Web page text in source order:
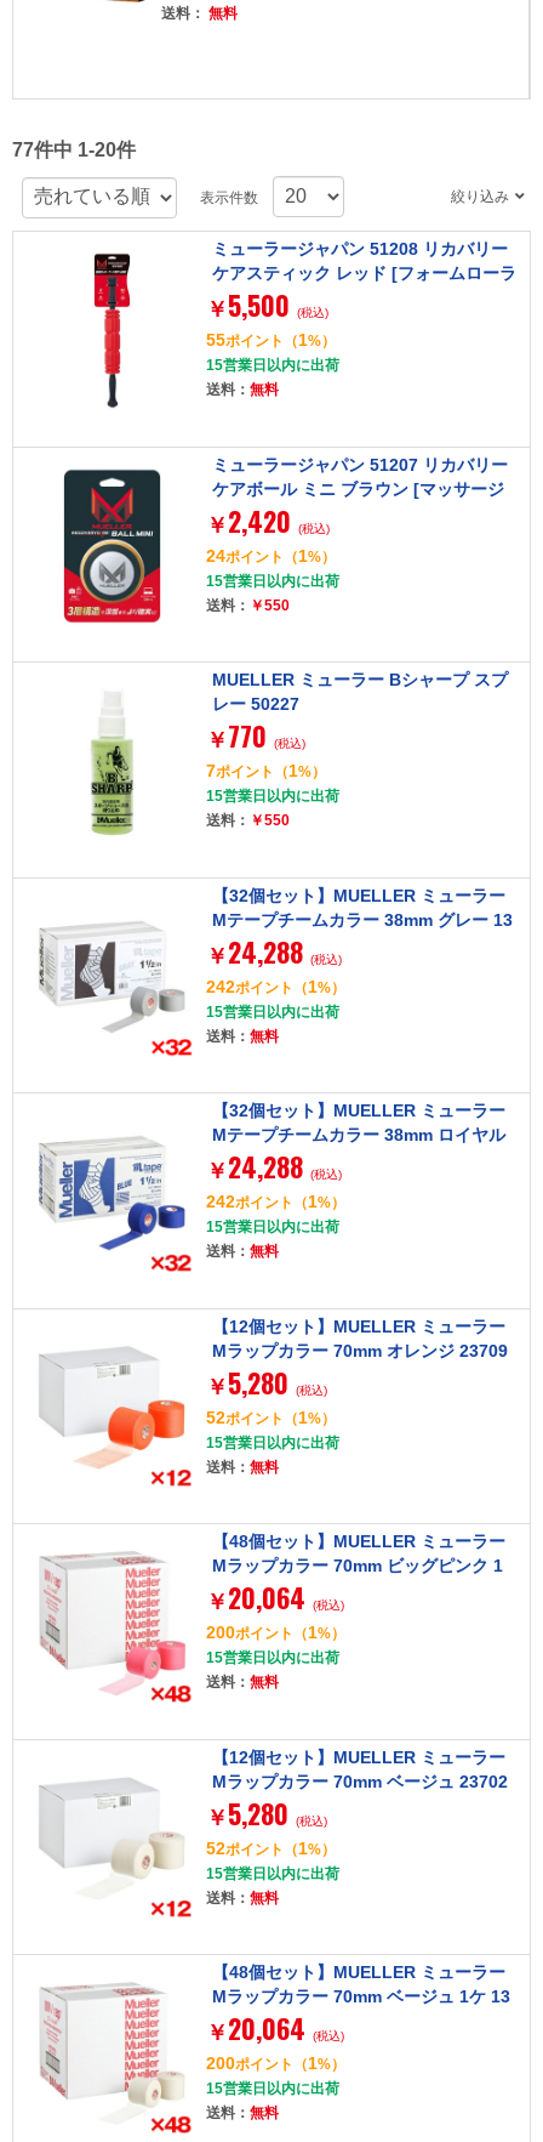
送料：無料
77件中 1-20件
表示件数 絞り込み
ミューラージャパン 51208 リカバリー
ケアスティック レッド [フォームローラ
ー スティック]
￥ 5,500 (税込)
55ポイント （1%）
15営業日以内に出荷
送料： 無料
ミューラージャパン 51207 リカバリー
ケアボール ミニ ブラウン [マッサージ
ボール]
￥ 2,420 (税込)
24ポイント （1%）
15営業日以内に出荷
送料： ￥550
MUELLER ミューラー Bシャープ スプ
レー 50227
￥ 770 (税込)
7ポイント （1%）
15営業日以内に出荷
送料： ￥550
【32個セット】MUELLER ミューラー
Mテープチームカラー 38mm グレー 13
0829
￥ 24,288 (税込)
242ポイント （1%）
15営業日以内に出荷
送料： 無料
【32個セット】MUELLER ミューラー
Mテープチームカラー 38mm ロイヤル
130820
￥ 24,288 (税込)
242ポイント （1%）
15営業日以内に出荷
送料： 無料
【12個セット】MUELLER ミューラー
Mラップカラー 70mm オレンジ 23709
￥ 5,280 (税込)
52ポイント （1%）
15営業日以内に出荷
送料： 無料
【48個セット】MUELLER ミューラー
Mラップカラー 70mm ビッグピンク 1
ケ 130714
￥ 20,064 (税込)
200ポイント （1%）
15営業日以内に出荷
送料： 無料
【12個セット】MUELLER ミューラー
Mラップカラー 70mm ベージュ 23702
￥ 5,280 (税込)
52ポイント （1%）
15営業日以内に出荷
送料： 無料
【48個セット】MUELLER ミューラー
Mラップカラー 70mm ベージュ 1ケ 13
0702
￥ 20,064 (税込)
200ポイント （1%）
15営業日以内に出荷
送料： 無料